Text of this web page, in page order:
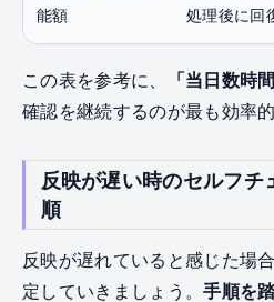
能額
処理後に回
この表を参考に、 「当日数時
確認を継続するのが最も効率的
反映が遅い時のセルフ
順
反映が遅れていると感じた場
定していきましょう。手順を